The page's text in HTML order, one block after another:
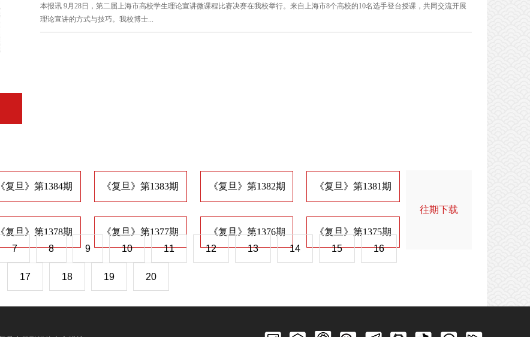
本报讯 9月28日，第二届上海市高校学生理论宣讲微课程比赛决赛在我校举行。来自上海市8个高校的10名选手登台授课，共同交流开展
理论宣讲的方式与技巧。我校博士...
《复旦》第1384期 《复旦》第1383期 《复旦》第1382期 《复旦》第1381期
《复旦》第1378期 《复旦》第1377期 《复旦》第1376期 《复旦》第1375期
7 8 9 10 11 12 13 14 15 16
17 18 19 20
往期下载